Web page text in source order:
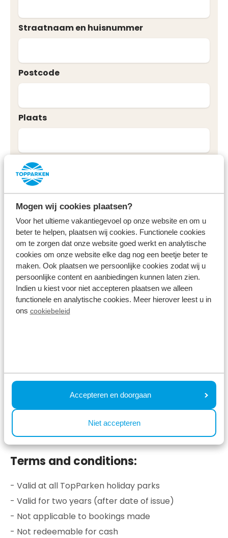
Mogen wij cookies plaatsen?
Voor het ultieme vakantiegevoel op onze website en om u
beter te helpen, plaatsen wij cookies. Functionele cookies
om te zorgen dat onze website goed werkt en analytische
cookies om onze website elke dag nog een beetje beter te
maken. Ook plaatsen we persoonlijke cookies zodat wij u
persoonlijke content en aanbiedingen kunnen laten zien.
Indien u kiest voor niet accepteren plaatsen we alleen
functionele en analytische cookies. Meer hierover leest u in
ons cookiebeleid
Accepteren en doorgaan
Niet accepteren
Straatnaam en huisnummer
Postcode
Plaats
E-mailadres
Telefoonnummer
Gewenste bedrag
Request the gift voucher using the
Terms and conditions:
- Valid at all TopParken holiday parks
- Valid for two years (after date of issue)
- Not applicable to bookings made
- Not redeemable for cash